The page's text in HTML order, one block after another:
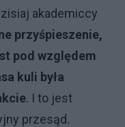
akademiccy
przyśpieszenie,
pod względem
kuli była
. I to jest
przesąd.